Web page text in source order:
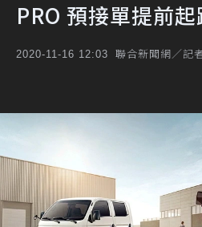
PRO 預接單提前起
2020-11-16 12:03 聯合新聞網／記